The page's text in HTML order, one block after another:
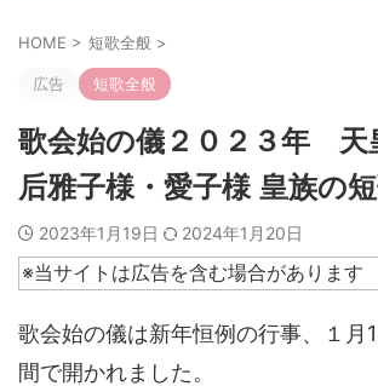
HOME > 短歌全般 >
広告 短歌全般
歌会始の儀２０２３年 天
后雅子様・愛子様 皇族の
2023年1月19日 2024年1月20日
※当サイトは広告を含む場合があります
歌会始の儀は新年恒例の行事、１月
間で開かれました。